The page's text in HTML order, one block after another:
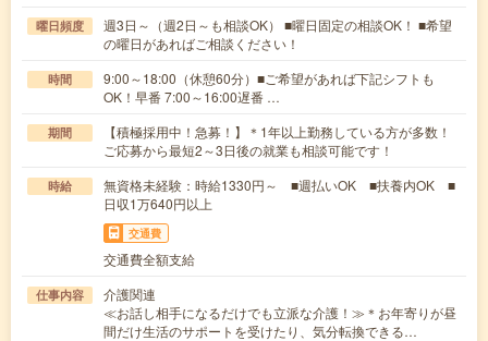
曜日頻度
週3日～（週2日～も相談OK） ■曜日固定の相談OK！ ■希望
の曜日があればご相談ください！
時間
9:00～18:00（休憩60分）■ご希望があれば下記シフトも
OK！早番 7:00～16:00遅番 …
期間
【積極採用中！急募！】＊1年以上勤務している方が多数！
ご応募から最短2～3日後の就業も相談可能です！
時給
無資格未経験：時給1330円～ ■週払いOK ■扶養内OK ■
日収1万640円以上
交通費
交通費全額支給
仕事内容
介護関連
≪お話し相手になるだけでも立派な介護！≫＊お年寄りが昼
間だけ生活のサポートを受けたり、気分転換できる…